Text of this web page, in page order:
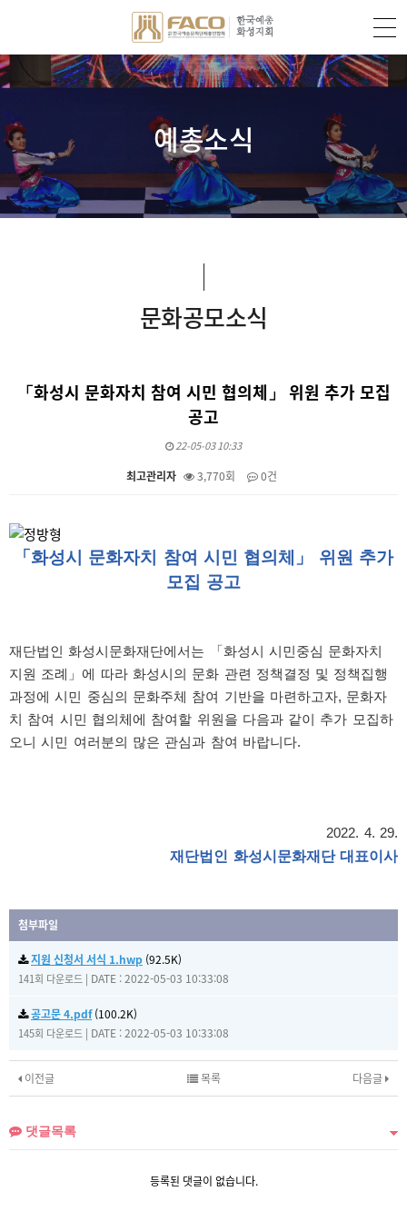
예총소식
문화공모소식
「화성시 문화자치 참여 시민 협의체」 위원 추가 모집
공고
22-05-03 10:33
최고관리자 3,770회 0건
본문
「화성시 문화자치 참여 시민 협의체」 위원 추가
모집 공고
재단법인 화성시문화재단에서는 「화성시 시민중심 문화자치
지원 조례」에 따라 화성시의 문화 관련 정책결정 및 정책집행
과정에 시민 중심의 문화주체 참여 기반을 마련하고자, 문화자
치 참여 시민 협의체에 참여할 위원을 다음과 같이 추가 모집하
오니 시민 여러분의 많은 관심과 참여 바랍니다.
2022. 4. 29.
재단법인 화성시문화재단 대표이사
첨부파일
지원 신청서 서식 1.hwp (92.5K)
141회 다운로드 | DATE : 2022-05-03 10:33:08
공고문 4.pdf(100.2K)
145회 다운로드 | DATE : 2022-05-03 10:33:08
이전글 다음글
목록
댓글목록
등록된 댓글이 없습니다.